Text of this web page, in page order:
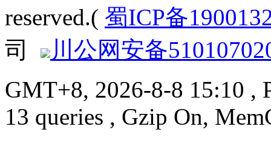
reserved.( 蜀ICP备
司
川公网安备
GMT+8, 2026-8-8 15:10 ,
13 queries , Gzip On,